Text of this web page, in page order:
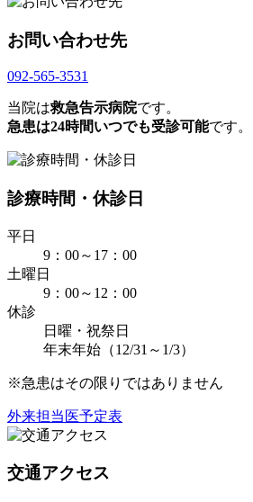
お問い合わせ先
092-565-3531
当院は救急告示病院です。
急患は24時間いつでも受診可能です。
診療時間・休診日
平日
9：00～ 17：00
土曜日
9：00～ 12：00
休診
日曜・祝祭日
年末年始（12/31～1/3）
※急患はその限りではありません
外来担当医予定表
交通アクセス